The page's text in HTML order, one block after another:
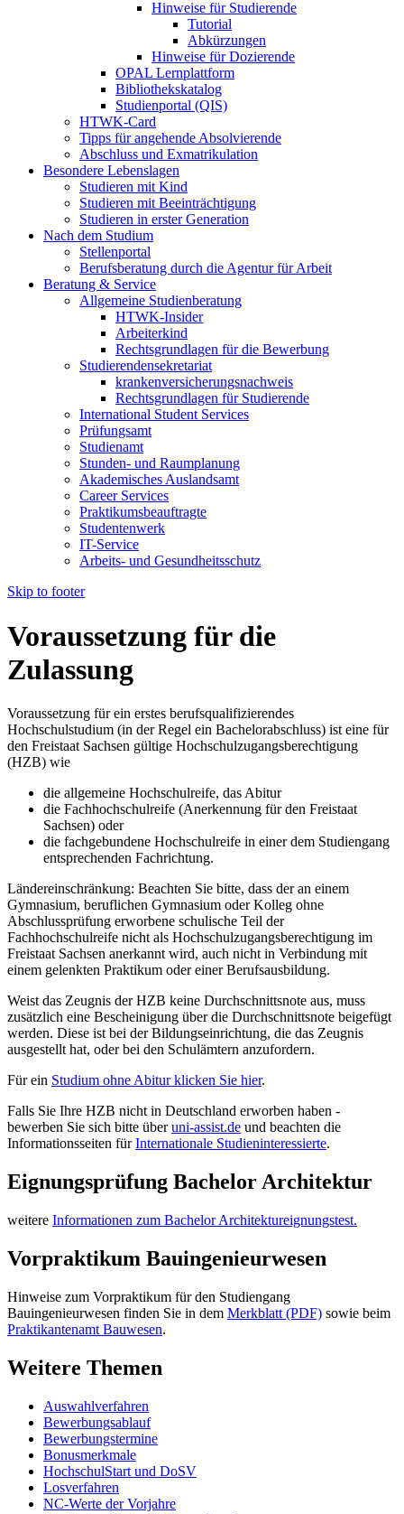
Hinweise für Studierende
Tutorial
Abkürzungen
Hinweise für Dozierende
OPAL Lernplattform
Bibliothekskatalog
Studienportal (QIS)
HTWK-Card
Tipps für angehende Absolvierende
Abschluss und Exmatrikulation
Besondere Lebenslagen
Studieren mit Kind
Studieren mit Beeinträchtigung
Studieren in erster Generation
Nach dem Studium
Stellenportal
Berufsberatung durch die Agentur für Arbeit
Beratung & Service
Allgemeine Studienberatung
HTWK-Insider
Arbeiterkind
Rechtsgrundlagen für die Bewerbung
Studierendensekretariat
krankenversicherungsnachweis
Rechtsgrundlagen für Studierende
International Student Services
Prüfungsamt
Studienamt
Stunden- und Raumplanung
Akademisches Auslandsamt
Career Services
Praktikumsbeauftragte
Studentenwerk
IT-Service
Arbeits- und Gesundheitsschutz
Skip to footer
Voraussetzung für die
Zulassung
Voraussetzung für ein erstes berufsqualifizierendes
Hochschulstudium (in der Regel ein Bachelorabschluss) ist eine für
den Freistaat Sachsen gültige Hochschulzugangsberechtigung
(HZB) wie
die allgemeine Hochschulreife, das Abitur
die Fachhochschulreife (Anerkennung für den Freistaat
Sachsen) oder
die fachgebundene Hochschulreife in einer dem Studiengang
entsprechenden Fachrichtung.
Ländereinschränkung: Beachten Sie bitte, dass der an einem
Gymnasium, beruflichen Gymnasium oder Kolleg ohne
Abschlussprüfung erworbene schulische Teil der
Fachhochschulreife nicht als Hochschulzugangsberechtigung im
Freistaat Sachsen anerkannt wird, auch nicht in Verbindung mit
einem gelenkten Praktikum oder einer Berufsausbildung.
Weist das Zeugnis der HZB keine Durchschnittsnote aus, muss
zusätzlich eine Bescheinigung über die Durchschnittsnote beigefügt
werden. Diese ist bei der Bildungseinrichtung, die das Zeugnis
ausgestellt hat, oder bei den Schulämtern anzufordern.
Für ein Studium ohne Abitur klicken Sie hier.
Falls Sie Ihre HZB nicht in Deutschland erworben haben -
bewerben Sie sich bitte überuni-assist.de und beachten die
Informationsseiten fürInternationale Studieninteressierte.
Eignungsprüfung Bachelor Architektur
weitere Informationen zum Bachelor Architektureignungstest.
Vorpraktikum Bauingenieurwesen
Hinweise zum Vorpraktikum für den Studiengang
Bauingenieurwesen finden Sie in dem Merkblatt (PDF) sowie beim
Praktikantenamt Bauwesen.
Weitere Themen
Auswahlverfahren
Bewerbungsablauf
Bewerbungstermine
Bonusmerkmale
HochschulStart und DoSV
Losverfahren
NC-Werte der Vorjahre